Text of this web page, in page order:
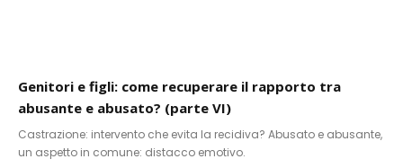
Genitori e figli: come recuperare il rapporto tra
abusante e abusato? (parte VI)
Castrazione: intervento che evita la recidiva? Abusato e abusante,
un aspetto in comune: distacco emotivo.